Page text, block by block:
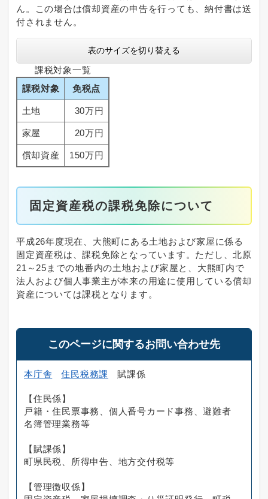
ん。この場合は償却資産の申告を行っても、納付書は送
付されません。
表のサイズを切り替える
課税対象一覧
課税対象
免税点
土地 30万円
家屋 20万円
償却資産 150万円
固定資産税の課税免除について
平成26年度現在、大熊町にある土地および家屋に係る
固定資産税は、課税免除となっています。ただし、北原
21～25までの地番内の土地および家屋と、大熊町内で
法人および個人事業主が本来の用途に使用している償却
資産については課税となります。
このページに関するお問い合わせ先
本庁舎 住民税務課 賦課係
【住民係】
戸籍・住民票事務、個人番号カード事務、避難者
名簿管理業務等
【賦課係】
町県民税、所得申告、地方交付税等
【管理徴収係】